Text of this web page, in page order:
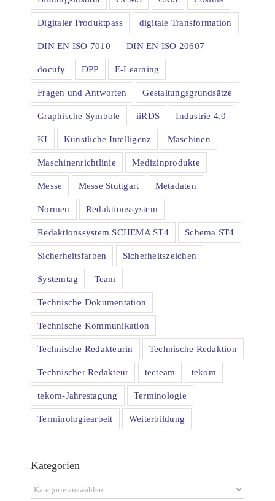
Digitaler Produktpass digitale Transformation
DIN EN ISO 7010 DIN EN ISO 20607
docufy DPP E-Learning
Fragen und Antworten Gestaltungsgrundsätze
Graphische Symbole iiRDS Industrie 4.0
KI Künstliche Intelligenz Maschinen
Maschinenrichtlinie Medizinprodukte
Messe Messe Stuttgart Metadaten
Normen Redaktionssystem
Redaktionssystem SCHEMA ST4 Schema ST4
Sicherheitsfarben Sicherheitszeichen
Systemtag Team
Technische Dokumentation
Technische Kommunikation
Technische Redakteurin Technische Redaktion
Technischer Redakteur tecteam tekom
tekom-Jahrestagung Terminologie
Terminologiearbeit Weiterbildung
Kategorien
Kategorien